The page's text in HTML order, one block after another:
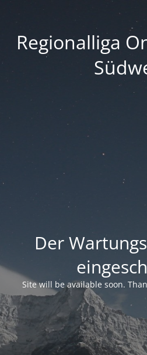
Regionalliga
Der
Site will be available soon.